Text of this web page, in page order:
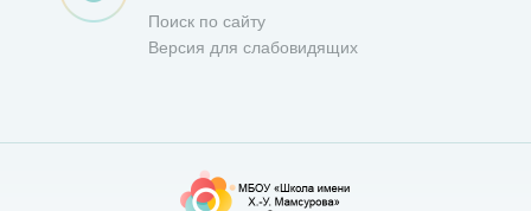
Поиск по сайту
Версия для слабовидящих